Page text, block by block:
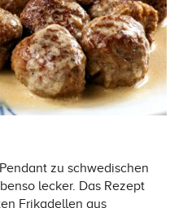
zu schwedischen
lecker. Das Rezept
Frikadellen aus